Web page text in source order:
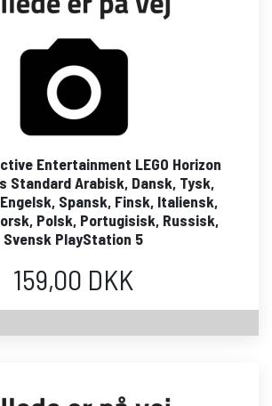
Entertainment LEGO Horizon
Standard Arabisk, Dansk, Tysk,
Spansk, Finsk, Italiensk,
Polsk, Portugisisk, Russisk,
Svensk PlayStation 5
159,00 DKK